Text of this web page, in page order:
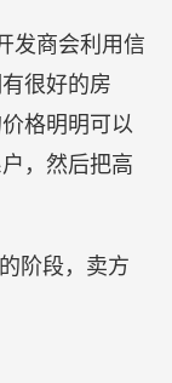
发商会利用信
很好的房
格明明可以
，然后把高
阶段，卖方